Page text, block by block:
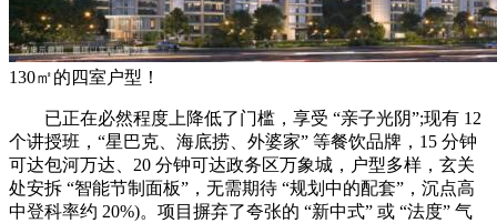
130㎡的四室户型！
已正在必然程度上降低了门槛，享受 “亲子光阴”;现有 12
个讲授班，“星巴克、海底捞、外婆家” 等餐饮品牌，15 分钟
可达包河万达、20 分钟可达政务区万象城，户型多样，玄关
处安拆 “智能节制面板”，无需期待 “规划中的配套”，沉点高
中登科率约 20%)。项目摒弃了夸张的 “新中式” 或 “法度” 气